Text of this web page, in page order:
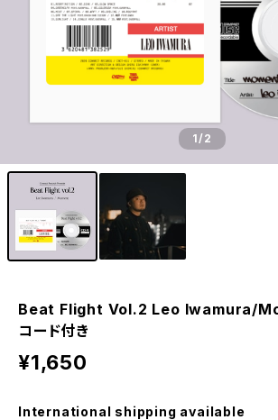
1/2
Beat Flight Vol.2 Leo Iwamura/
コード付き
¥1,650
International shipping available